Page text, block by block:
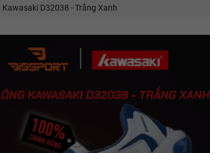
Kawasaki D32038 - Trắng Xanh